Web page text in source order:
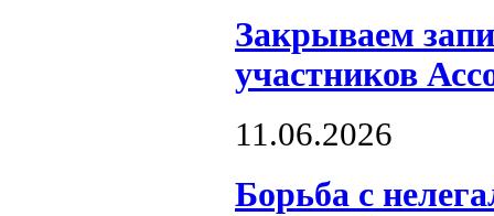
Закрываем
участников
11.06.2026
Борьба с